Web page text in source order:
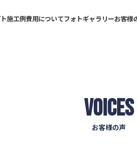
施工例費用についてフォトギャラリーお客様
VOICES
お客様の声